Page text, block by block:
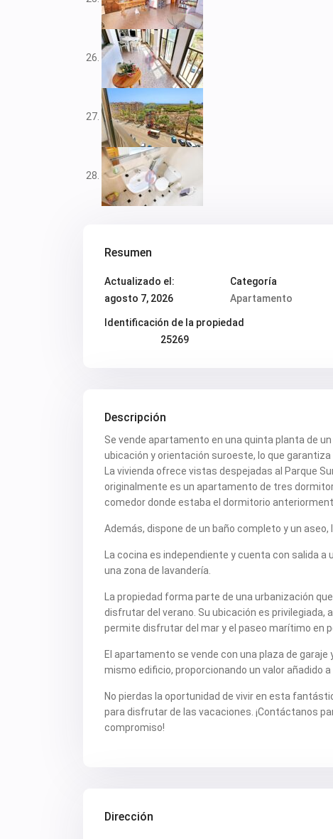
Resumen
Actualizado el:
agosto 7, 2026
Categoría
Apartamento
Identificación de la propiedad
25269
Descripción
Se vende apartamento en una quinta planta de
ubicación y orientación suroeste, lo que
La vivienda ofrece vistas despejadas al Parque
originalmente es un apartamento de tres
comedor donde estaba el dormitorio
Además, dispone de un baño completo y un aseo,
La cocina es independiente y cuenta con salida
una zona de lavandería.
La propiedad forma parte de una urbanización
disfrutar del verano. Su ubicación es privilegiada,
permite disfrutar del mar y el paseo marítimo en
El apartamento se vende con una plaza de
mismo edificio, proporcionando un valor añadido a
No pierdas la oportunidad de vivir en esta
para disfrutar de las vacaciones. ¡Contáctanos
compromiso!
Dirección